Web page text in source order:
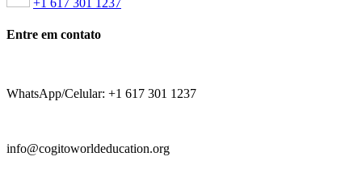
+1 617 301 1237
Entre em contato
WhatsApp/Celular: +1 617 301 1237
info@cogitoworldeducation.org